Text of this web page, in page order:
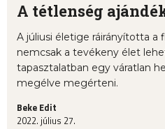
A tétlenség
A júliusi életige ráirányította a
nemcsak a tevékeny élet
tapasztalatban egy váratlan
megélve megérteni.
Beke Edit
2022. július 27.